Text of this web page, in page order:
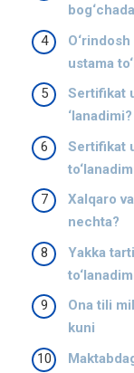
ustama
Sertifikat
‘lanadimi?
Sertifikat
Xalqaro
nechta?
Yakka
Ona tili
kuni